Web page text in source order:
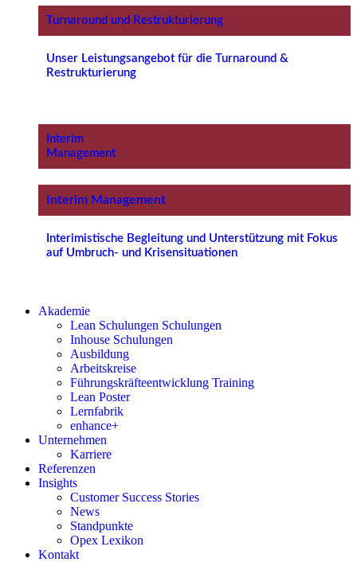
Turnaround und Restrukturierung
Unser Leistungsangebot für die Turnaround &
Restrukturierung
Interim
Management
Interim Management
Interimistische Begleitung und Unterstützung mit Fokus
auf Umbruch- und Krisensituationen
Akademie
Lean Schulungen Schulungen
Inhouse Schulungen
Ausbildung
Arbeitskreise
Führungskräfteentwicklung Training
Lean Poster
Lernfabrik
enhance+
Unternehmen
Karriere
Referenzen
Insights
Customer Success Stories
News
Standpunkte
Opex Lexikon
Kontakt